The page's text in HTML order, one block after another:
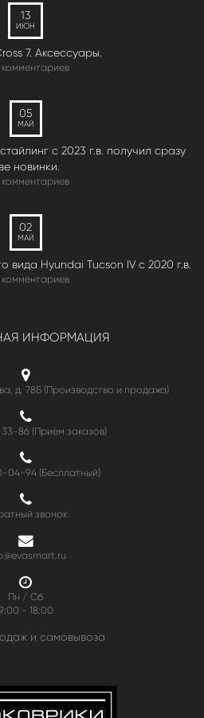
13
ИЮН
7. Аксессуары.
05
МАЙ
с 2023 г.в. получил сразу
новинки.
02
МАЙ
вида Hyundai Tucson IV c 2020 г.в.
ИНФОРМАЦИЯ
д. 78Б (Производство и продажа)
33-86 (Прием заказов)
04-94(Бесплатный)
звонок
Пн / Сб
- 18:00
и самовывоза